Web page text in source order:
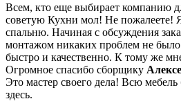
Всем, кто еще выбирает компанию
советую Кухни мол! Не пожалеете!
спальню. Начиная с обсуждения
монтажом никаких проблем не
быстро и качественно. К тому же
Огромное спасибо сборщику
Это мастер своего дела! Всю мебель
здесь.